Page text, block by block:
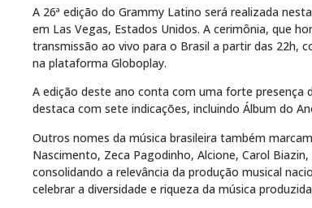
A 26ª edição do Grammy Latino será realizada
em Las Vegas, Estados Unidos. A cerimônia, que
transmissão ao vivo para o Brasil a partir das 22h,
na plataforma Globoplay.
A edição deste ano conta com uma forte presença
destaca com sete indicações, incluindo Álbum do
Outros nomes da música brasileira também
Nascimento, Zeca Pagodinho, Alcione, Carol
consolidando a relevância da produção musical
celebrar a diversidade e riqueza da música